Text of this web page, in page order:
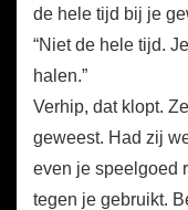
de hele tijd bij je
“Niet de hele tijd.
halen.”
Verhip, dat klopt.
geweest. Had zij
even je speelgoed
tegen je gebruikt.